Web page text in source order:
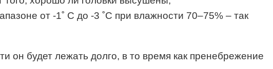
от -1˚ С до -3 ˚С при влажности 70–75% – так
он будет лежать долго, в то время как пренебрежение